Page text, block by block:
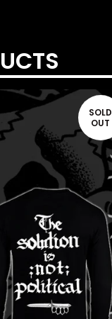
SOLD
OUT